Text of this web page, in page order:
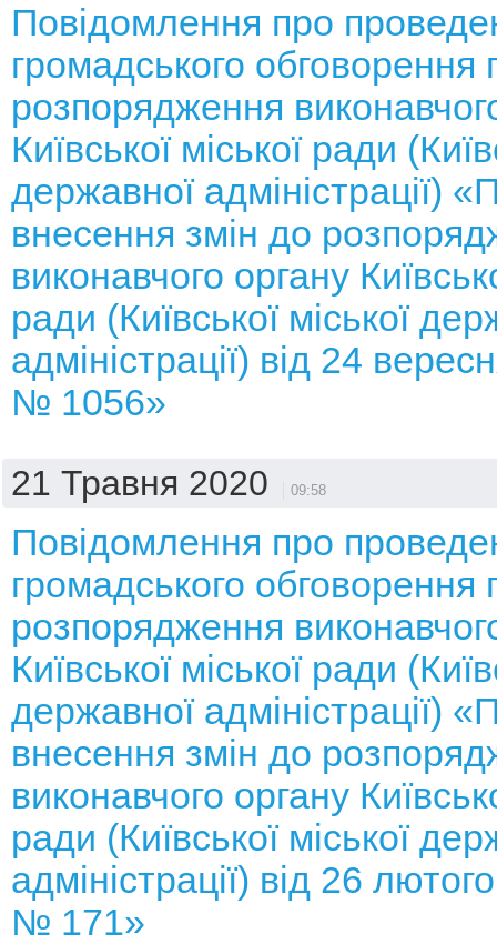
Повідомлення про
громадського обговорення
розпорядження
Київської міської ради
державної адміністрації)
внесення змін до
виконавчого органу
ради (Київської міської
адміністрації) від 24
№ 1056»
21 Травня 2020 09:58
Повідомлення про
громадського обговорення
розпорядження
Київської міської ради
державної адміністрації)
внесення змін до
виконавчого органу
ради (Київської міської
адміністрації) від 26
№ 171»